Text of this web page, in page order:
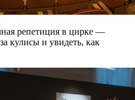
репетиция в цирке —
кулисы и увидеть, как